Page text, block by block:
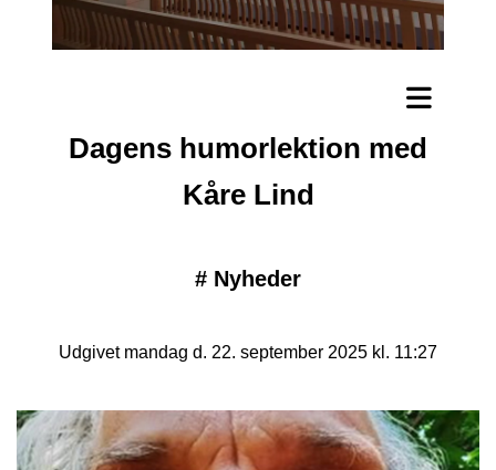
Dagens humorlektion med
Kåre Lind
# Nyheder
Udgivet mandag d. 22. september 2025 kl. 11:27